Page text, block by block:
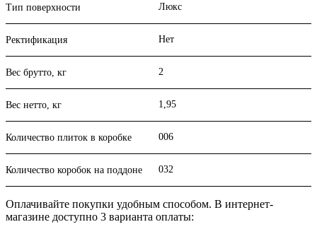
Тип поверхности Люкс
Ректификация Нет
Вес брутто, кг 2
Вес нетто, кг 1,95
Количество плиток в коробке 006
Количество коробок на поддоне 032
Оплачивайте покупки удобным способом. В интернет-
магазине доступно 3 варианта оплаты: